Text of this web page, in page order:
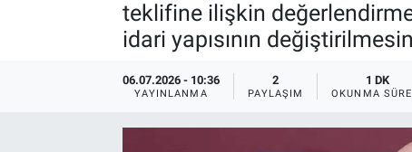
teklifine ilişkin
idari yapısının
06.07.2026 - 10:36
YAYINLANMA
2
PAYLAŞIM
1 DK
OKUNMA